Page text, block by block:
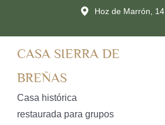
Hoz de Marrón, 14
CASA SIERRA DE
BREÑAS
Casa histórica
restaurada para grupos